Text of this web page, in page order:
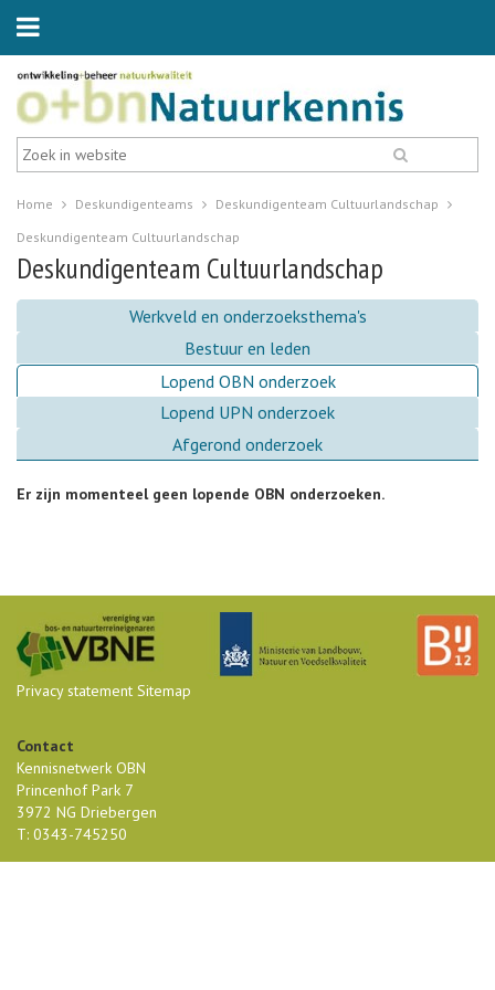
Home Deskundigenteams
Deskundigenteam Cultuurlandschap
Deskundigenteam Cultuurlandschap
Deskundigenteam Cultuurlandschap
Werkveld en onderzoeksthema's
Bestuur en leden
Lopend OBN onderzoek
Lopend UPN onderzoek
Afgerond onderzoek
Er zijn momenteel geen lopende OBN onderzoeken.
Privacy statement Sitemap
Contact
Kennisnetwerk OBN
Princenhof Park 7
3972 NG Driebergen
T: 0343-745250